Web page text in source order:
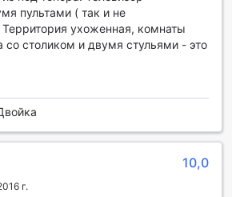
за вашия престой в Бохол. Всяка
климатик, който осигурява приятна
от времето навън. Насладете
любимите си предавания на
или сателитна телевизия. За
стаите разполагат с тераса или
да се отпуснете и да се
и удобства като хладилник, който
на напитки и закуски.
принадлежности, за да се
удобно по време на престоя си.
пультами ( так и не
Территория ухоженная, комнаты
со столиком и двумя стульями - это
10,0
г.